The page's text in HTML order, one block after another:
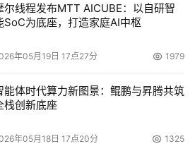
导致数据中心能耗高和效率低的
多采用“一次到位”的工程设计，这
对此，专家认为，节能问题是需要
的做法应该是根据未来的需求设计
需的机房设施。 “可升级电源及制
尔线程发布MTT AICUBE：以自研智
SoC为底座，打造家庭AI中枢
年05月19日 17点27分 1979
能体时代算力新图景：鲲鹏与昇腾共筑
栈创新底座
年05月18日 17点20分 1325